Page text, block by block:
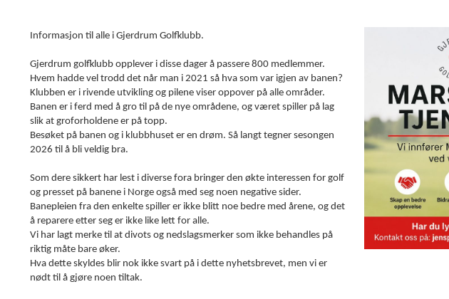
Informasjon til alle i Gjerdrum Golfklubb.
Gjerdrum golfklubb opplever i disse dager å passere 800 medlemmer.
Hvem hadde vel trodd det når man i 2021 så hva som var igjen av banen?
Klubben er i rivende utvikling og pilene viser oppover på alle områder.
Banen er i ferd med å gro til på de nye områdene, og været spiller på lag
slik at groforholdene er på topp.
Besøket på banen og i klubbhuset er en drøm. Så langt tegner sesongen
2026 til å bli veldig bra.
Som dere sikkert har lest i diverse fora bringer den økte interessen for golf
og presset på banene i Norge også med seg noen negative sider.
Banepleien fra den enkelte spiller er ikke blitt noe bedre med årene, og det
å reparere etter seg er ikke like lett for alle.
Vi har lagt merke til at divots og nedslagsmerker som ikke behandles på
riktig måte bare øker.
Hva dette skyldes blir nok ikke svart på i dette nyhetsbrevet, men vi er
nødt til å gjøre noen tiltak.